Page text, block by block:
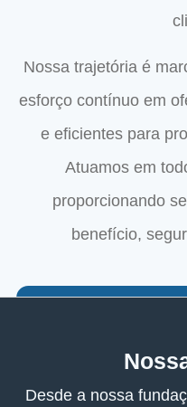
Nossa trajetória é
esforço contínuo em
e eficientes para
Atuamos em
proporcionando
benefício,
Desde a nossa